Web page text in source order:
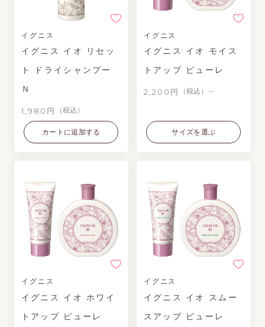
イグニス
イグニス イオ リセッ
ト ドライシャンプー
Ｎ
1,980円 （税込）
カートに追加する
イグニス
イグニス イオ モイス
トアップ ピューレ
2,200円 （税込）～
サイズを選ぶ
イグニス
イグニス イオ ホワイ
トアップ ピューレ
イグニス
イグニス イオ スムー
スアップ ピューレ